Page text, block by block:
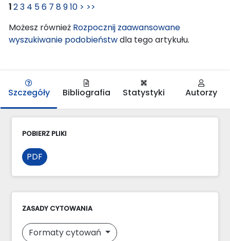
123 4 56 7 8910 > >>
Możesz również Rozpocznij zaawansowane
wyszukiwanie podobieństwdla tego artykułu.
Szczegóły Bibliografia Statystyki Autorzy
POBIERZ PLIKI
PDF
ZASADY CYTOWANIA
Formaty cytowań